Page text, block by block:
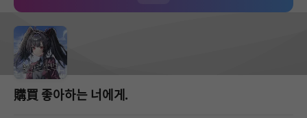
購買 좋아하는 너에게.